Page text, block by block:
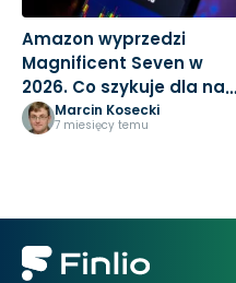
Amazon wyprzedzi
Magnificent Seven w
2026. Co szykuje dla nas
Jeff Bezos?
Marcin Kosecki
7 miesięcy temu